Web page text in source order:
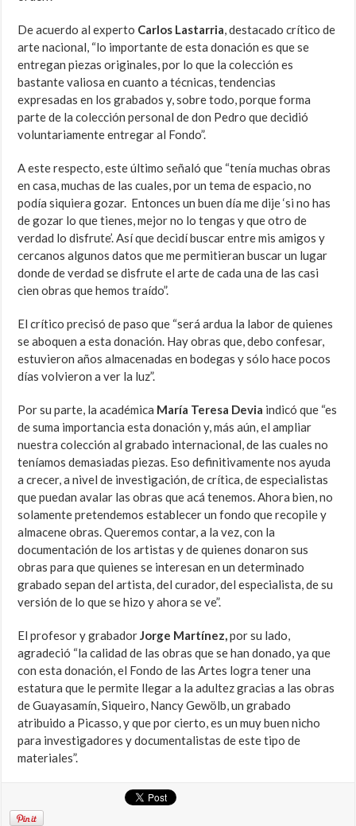
De acuerdo al experto Carlos Lastarria, destacado crítico de
arte nacional, “lo importante de esta donación es que se
entregan piezas originales, por lo que la colección es
bastante valiosa en cuanto a técnicas, tendencias
expresadas en los grabados y, sobre todo, porque forma
parte de la colección personal de don Pedro que decidió
voluntariamente entregar al Fondo”.
A este respecto, este último señaló que “tenía muchas obras
en casa, muchas de las cuales, por un tema de espacio, no
podía siquiera gozar. Entonces un buen día me dije ‘si no has
de gozar lo que tienes, mejor no lo tengas y que otro de
verdad lo disfrute’. Así que decidí buscar entre mis amigos y
cercanos algunos datos que me permitieran buscar un lugar
donde de verdad se disfrute el arte de cada una de las casi
cien obras que hemos traído”.
El crítico precisó de paso que “será ardua la labor de quienes
se aboquen a esta donación. Hay obras que, debo confesar,
estuvieron años almacenadas en bodegas y sólo hace pocos
días volvieron a ver la luz”.
Por su parte, la académica María Teresa Devia indicó que “es
de suma importancia esta donación y, más aún, el ampliar
nuestra colección al grabado internacional, de las cuales no
teníamos demasiadas piezas. Eso definitivamente nos ayuda
a crecer, a nivel de investigación, de crítica, de especialistas
que puedan avalar las obras que acá tenemos. Ahora bien, no
solamente pretendemos establecer un fondo que recopile y
almacene obras. Queremos contar, a la vez, con la
documentación de los artistas y de quienes donaron sus
obras para que quienes se interesan en un determinado
grabado sepan del artista, del curador, del especialista, de su
versión de lo que se hizo y ahora se ve”.
El profesor y grabadorJorge Martínez,por su lado,
agradeció “la calidad de las obras que se han donado, ya que
con esta donación, el Fondo de las Artes logra tener una
estatura que le permite llegar a la adultez gracias a las obras
de Guayasamín, Siqueiro, Nancy Gewölb, un grabado
atribuido a Picasso, y que por cierto, es un muy buen nicho
para investigadores y documentalistas de este tipo de
materiales”.